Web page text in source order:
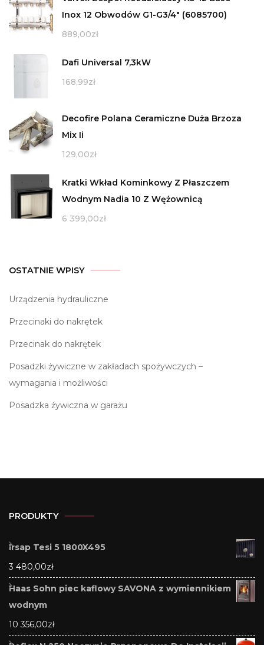
Inox 12 Obwodów G1-G3/4" (6085700)
889,00zł
Dafi Universal 7,3kW
168,99zł
Decofire Polana Ceramiczne Duża Brzoza
Mix Ii
129,00zł
Kratki Wkład Kominkowy Z Płaszczem
Wodnym Nadia 10 Z Wężownicą
6 399,00zł
OSTATNIE WPISY
Urządzenia hydrauliczne
Przecinaki do nakrętek
Przecinak do nakrętek
Posadzki żywiczne w zakładach spożywczych –
wymagania i możliwości
Posadzka żywiczna w garażu
PRODUKTY
Irsap Tesi 5 1800X495
3 480,00zł
Haas Sohn piec kaflowy SAVONA z wymiennikiem
wodnym
10 356,00zł